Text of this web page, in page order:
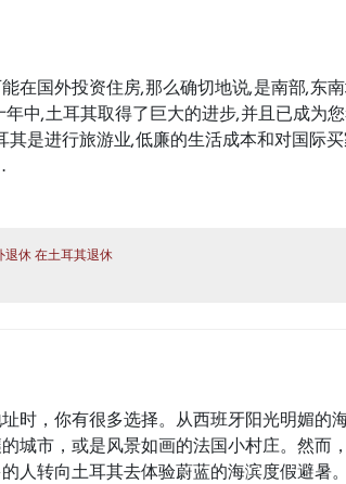
在国外投资住房,那么确切地说,是南部,东
中,土耳其取得了巨大的进步,并且已成为
其是进行旅游业,低廉的生活成本和对国际
退休 在土耳其退休
时，你有很多选择。从西班牙阳光明媚的
城市，或是风景如画的法国小村庄。然而
人转向土耳其去体验蔚蓝的海滨度假避暑